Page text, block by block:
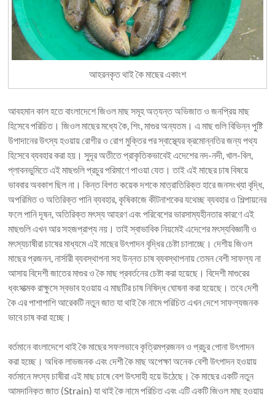
আহরনকৃত থাই কৈ মাছের একাংশ
আবহমান কাল হতে বাংলাদেশে জিওল মাছ সমূহ অত্যন্ত অভিজাত ও জনপ্রিয় মাছ
হিসেবে পরিচিত। জিওল মাছের মধ্যে কৈ, শিং, মাগুর অন্যতম। এ মাছ গুলি বিভিন্ন পুষ্টি
উপাদানের উৎস্য হওয়ায় রোগীর ও রোগ মুক্তির পর স্বাস্থ্যের ক্রমোন্নতির জন্য পথ্য
হিসেবে ব্যবহার করা হয়। সুদূর অতীতে প্রাকৃতিকভাবেই এদেশের নদ-নদী, খাল-বিল,
প্লাবনভুমিতে এই মাছগুলি প্রচুর পরিমাণে পাওয়া যেত। তাই এই মাছের চাষ বিষয়ে
ভাববার অবকাশ ছিল না। কিন্ত বিগত কয়েক দশকে মাত্রাতিরিক্ত হারে জনসংখ্যা বৃদ্ধি,
অপরিমিত ও অতিরিক্ত পানি ব্যবহার, কৃষিকাজে কীটনাশকের যথেচ্ছ ব্যবহার ও শিল্পায়নের
ফলে পানি দূষন, অতিরিক্ত মৎস্য আহরণ এবং পরিবেশের ভারসাম্যহীনতার কারণে এই
মাছগুলি এখন আর সহজপ্রাপ্য নয়। তাই স্বাভাবিক নিয়মেই এদেশের মৎস্যবিজ্ঞানী ও
মৎস্যচাষীরা চাষের মাধ্যমে এই মাছের উৎপাদন বৃদ্ধির চেষ্টা চালাচ্ছে। দেশীয় জিওল
মাছের প্রজনন, নার্সারী ব্যবস্থাপনা সহ উন্নত চাষ ব্যবস্থাপনায় তেমন বেশী সাফল্য না
আসায় বিদেশী জাতের মাগুর ও কৈ মাছ প্রবর্তনের চেষ্টা করা হয়েছে। বিদেশী মাগুরের
ধ্বংসাত্মক রাক্ষুসে স্বভাব হওয়ায় এ মাছটির চাষ নিষিদ্ধ ঘোষনা করা হয়েছে। তবে দেশী
কৈ এর পাশাপাশি আরেকটি নতুন জাত যা থাই কৈ নামে পরিচিত এখন দেশে সাফল্যজনক
ভাবে চাষ করা হচ্ছে।
বর্তমানে বাংলাদেশে থাই কৈ মাছের সফলভাবে কৃত্রিমপ্রজনন ও প্রচুর পোনা উৎপাদন
করা হচ্ছে। অধিক লাভজনক এবং দেশী কৈ মাছ অপেক্ষা অনেক বেশী উৎপাদন হওয়ায়
বর্তমানে মৎস্য চাষীরা এই মাছ চাষে বেশ উৎসাহী হয়ে উঠেছে। কৈ মাছের একটি নতুন
আমদানিকৃত জাত (Strain) যা থাই কৈ নামে পরিচিত এবং এটি একটি জিওল মাছ হওয়ায়